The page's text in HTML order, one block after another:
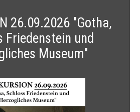
26.09.2026 "Gotha,
Friedenstein und
Museum"